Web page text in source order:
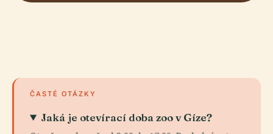
ČASTÉ OTÁZKY
Jaká je otevírací doba zoo v Gíze?